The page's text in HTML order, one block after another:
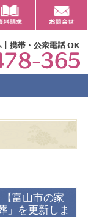
富山市の家
」を更新しま